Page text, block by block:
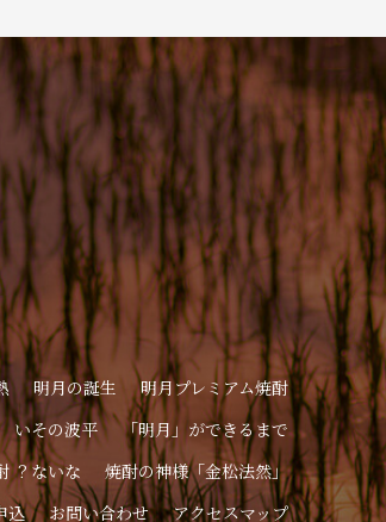
明月の誕生
明月プレミアム焼酎
いその波平
「明月」ができるまで
？ないな
焼酎の神様「金松法然」
込 お問い合わせ アクセスマップ